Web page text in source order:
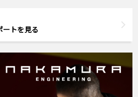
ートを見る